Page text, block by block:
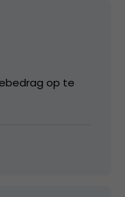
op te